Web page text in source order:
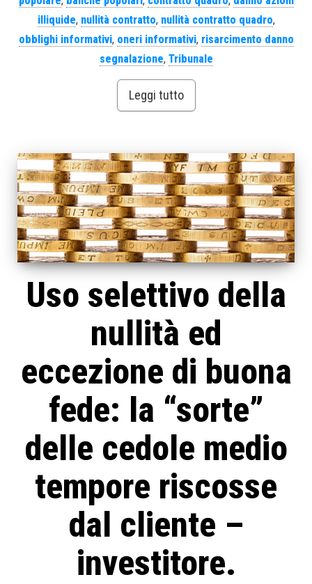
illiquide, nullità contratto, nullità contratto quadro,
obblighi informativi, oneri informativi, risarcimento danno
segnalazione, Tribunale
Leggi tutto
Uso selettivo della
nullità ed
eccezione di buona
fede: la “sorte”
delle cedole medio
tempore riscosse
dal cliente –
investitore.